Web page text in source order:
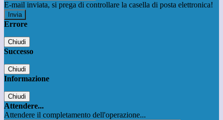
E-mail inviata, si prega di controllare la casella di posta elettronica!
Errore
Chiudi
Successo
Chiudi
Informazione
Chiudi
Attendere...
Attendere il completamento dell'operazione...